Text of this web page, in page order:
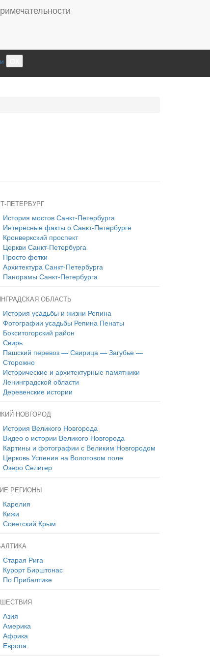
ПЕТЕРБУРГ
История мостов Санкт-Петербурга
Интересные факты о Санкт-Петербурге
Кронверкский проспект
Церкви Санкт-Петербурга
Просто фотки
Архитектура Санкт-Петербурга
Панорамы Санкт-Петербурга
ОБЛАСТЬ
История усадьбы и жизни Репина
Фотографии усадьбы Репина Пенаты
Бокситогорский район
Свирь
Пашский перевоз — Свирица — Загубье —
Сторожно
Исторические и архитектурные памятники
Ленинградской области
Деревенские истории
НОВГОРОД
История Великого Новгорода
Видео о истории Великого Новгорода
Картины и фотографии с Великим Новгородом
Церковь Успения на Волотовом поле
Озеро Селигер
РЕГИОНЫ
Карелия
Кижи
Советский Крым
Старая Рига
Курорт Бирштонас
По Прибалтике
Азия
Америка
Африка
Европа